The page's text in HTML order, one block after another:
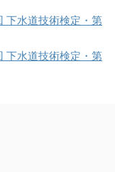
下水道技術検定・第
下水道技術検定・第